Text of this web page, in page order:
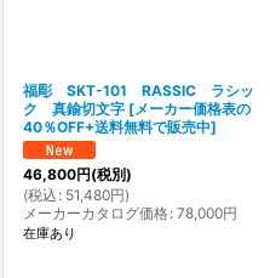
福彫 SKT-101 RASSIC ラシッ
ク 真鍮切文字 [ メーカー価格表の
40％OFF+送料無料で販売中]
46,800円(税別)
(税込 : 51,480円)
メーカーカタログ価格: 78,000円
在庫あり